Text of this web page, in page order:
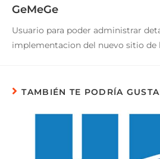
GeMeGe
Usuario para poder administrar
implementacion del nuevo sitio de
TAMBIÉN TE PODRÍA